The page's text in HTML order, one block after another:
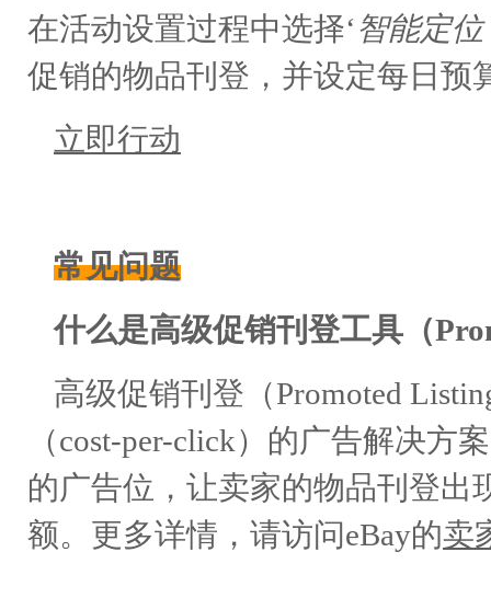
在活动设置过程中选择‘智能定位
促销的物品刊登，并设定每日预
立即行动
常见问题
什么是高级促销刊登工具（
高级促销刊登（Promoted
（cost-per-click）的广告解决方
的广告位，让卖家的物品刊登出
额。更多详情，请访问eBay的卖